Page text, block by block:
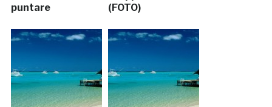
puntare
(FOTO)